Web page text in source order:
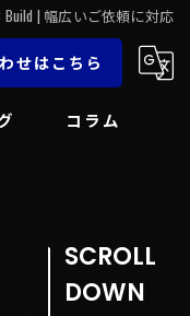
| 幅広いご依頼に対応
せはこちら
コラム
SCROLL
DOWN